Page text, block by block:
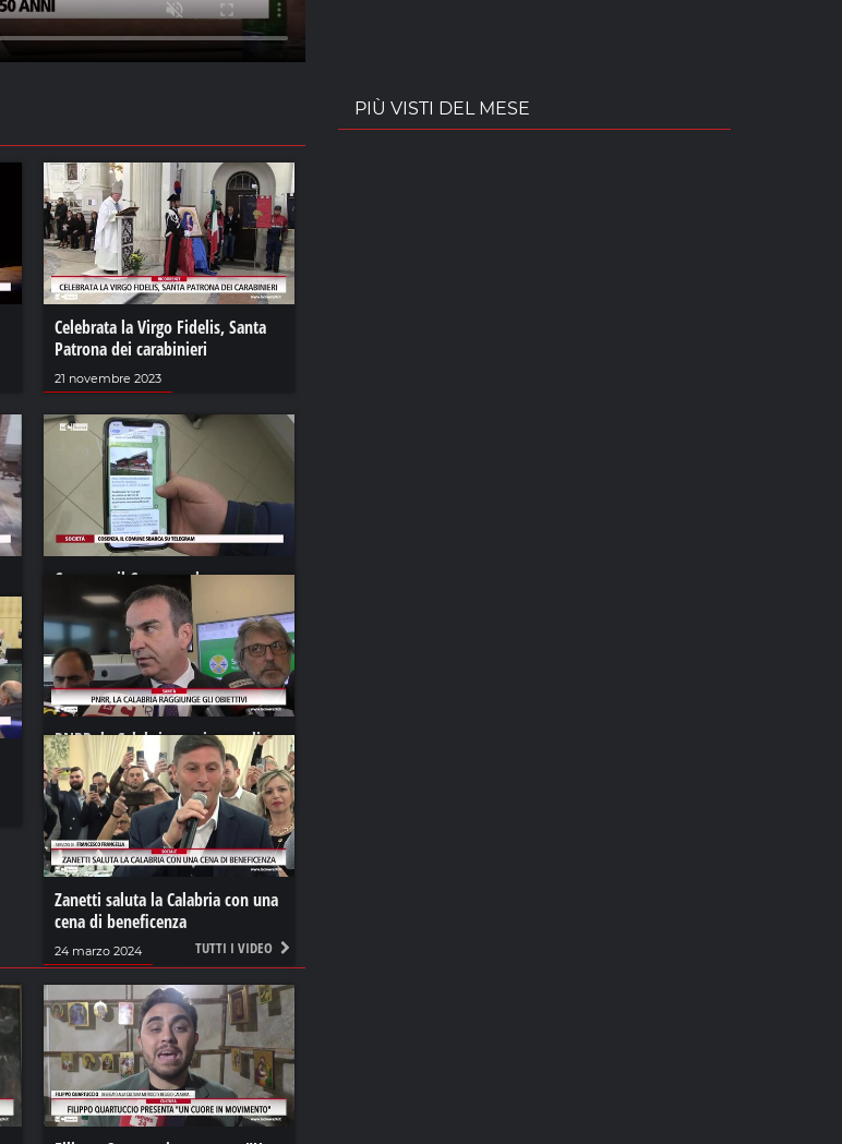
Celebrata la Virgo Fidelis, Santa
Patrona dei carabinieri
21 novembre 2023
Cosenza, il Comune sbarca su
Telegram
17 febbraio 2023
PNRR, la Calabria raggiunge gli
obiettivi
04 aprile 2024
Zanetti saluta la Calabria con una
cena di beneficenza
24 marzo 2024 TUTTI I VIDEO
PIÙ VISTI DEL MESE